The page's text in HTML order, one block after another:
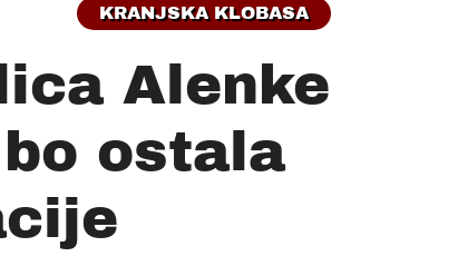
KRANJSKA KLOBASA
Alenke
ostala